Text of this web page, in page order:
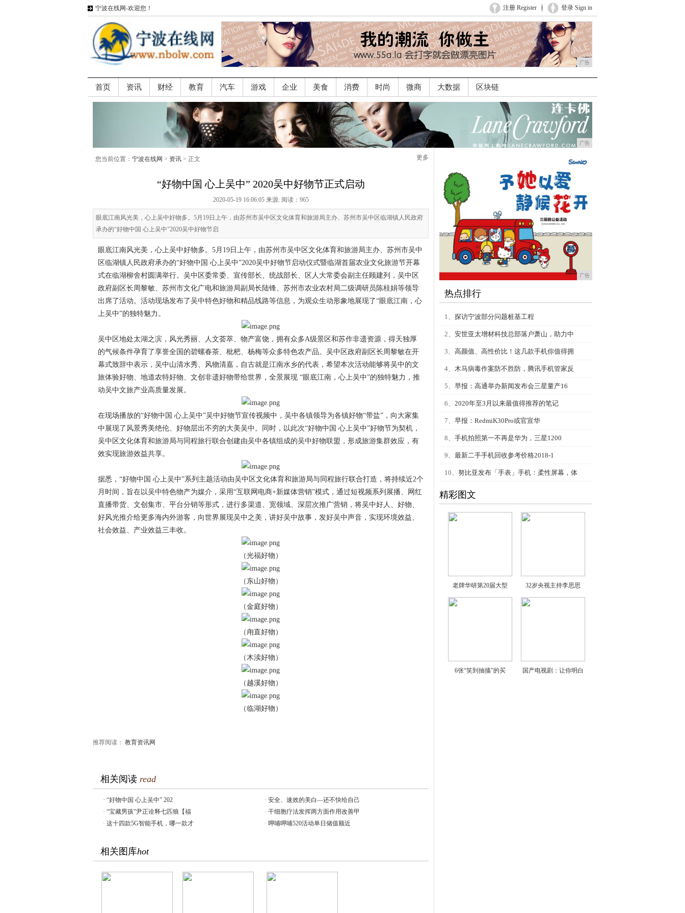
宁波在线网-欢迎您！ 登录 Sign in
注册 Register
广告
首页 资讯 财经 教育 汽车 游戏 企业 美食 消费 时尚 微商 大数据 区块链
广告
您当前位置： 宁波在线网 > 资讯 > 正文 更多
“好物中国 心上吴中” 2020吴中好物节正式启动
2020-05-19 16:06:05 来源: 阅读：965
眼底江南风光美，心上吴中好物多。5月19日上午，由苏州市吴中区文化体育和旅游局主办、苏州市吴中区临湖镇人民政府
承办的“好物中国 心上吴中”2020吴中好物节启
眼底江南风光美，心上吴中好物多。5月19日上午，由苏州市吴中区文化体育和旅游局主办、苏州市吴中
区临湖镇人民政府承办的“好物中国 心上吴中”2020吴中好物节启动仪式暨临湖首届农业文化旅游节开幕
式在临湖柳舍村圆满举行。吴中区委常委、宣传部长、统战部长、区人大常委会副主任顾建列，吴中区
政府副区长周黎敏、苏州市文化广电和旅游局副局长陆锋、苏州市农业农村局二级调研员陈桂娟等领导
出席了活动。活动现场发布了吴中特色好物和精品线路等信息，为观众生动形象地展现了“眼底江南，心
上吴中”的独特魅力。
吴中区地处太湖之滨，风光秀丽、人文荟萃、物产富饶，拥有众多A级景区和苏作非遗资源，得天独厚
的气候条件孕育了享誉全国的碧螺春茶、枇杷、杨梅等众多特色农产品。吴中区政府副区长周黎敏在开
幕式致辞中表示，吴中山清水秀、风物清嘉，自古就是江南水乡的代表，希望本次活动能够将吴中的文
旅体验好物、地道农特好物、文创非遗好物带给世界，全景展现 “眼底江南，心上吴中”的独特魅力，推
动吴中文旅产业高质量发展。
在现场播放的“好物中国 心上吴中”吴中好物节宣传视频中，吴中各镇领导为各镇好物“带盐”，向大家集
中展现了风景秀美绝伦、好物层出不穷的大美吴中。同时，以此次“好物中国 心上吴中”好物节为契机，
吴中区文化体育和旅游局与同程旅行联合创建由吴中各镇组成的吴中好物联盟，形成旅游集群效应，有
效实现旅游效益共享。
据悉，“好物中国 心上吴中”系列主题活动由吴中区文化体育和旅游局与同程旅行联合打造，将持续近2个
月时间，旨在以吴中特色物产为媒介，采用“互联网电商+新媒体营销”模式，通过短视频系列展播、网红
直播带货、文创集市、平台分销等形式，进行多渠道、宽领域、深层次推广营销，将吴中好人、好物、
好风光推介给更多海内外游客，向世界展现吴中之美，讲好吴中故事，发好吴中声音，实现环境效益、
社会效益、产业效益三丰收。
（光福好物）
（东山好物）
（金庭好物）
（甪直好物）
（木渎好物）
（越溪好物）
（临湖好物）
推荐阅读： 教育资讯网
相关阅读 read
· “好物中国 心上吴中” 202 · 安全、速效的美白—还不快给自己
· “宝藏男孩”尹正诠释七匹狼【福 · 干细胞疗法发挥两方面作用改善甲
· 这十四款5G智能手机，哪一款才 · 呷哺呷哺520活动单日储值额近
相关图库hot
广告
热点排行
1、 探访宁波部分问题桩基工程
2、 安世亚太增材科技总部落户萧山，助力中
3、 高颜值、高性价比！这几款手机你值得拥
4、 木马病毒作案防不胜防，腾讯手机管家反
5、 早报：高通举办新闻发布会三星量产16
6、 2020年至3月以来最值得推荐的笔记
7、 早报：RedmiK30Pro或官宣华
8、 手机拍照第一不再是华为，三星1200
9、 最新二手手机回收参考价格2018-1
10、 努比亚发布「手表」手机：柔性屏幕，体
精彩图文
老牌华研第20届大型 32岁央视主持李思思
6张“笑到抽搐”的买 国产电视剧：让你明白